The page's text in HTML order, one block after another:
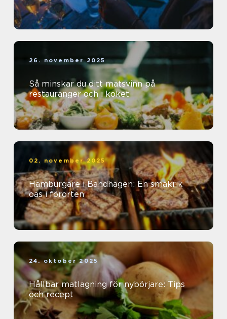
26. november 2025
Så minskar du ditt matsvinn på
restauranger och i köket
02. november 2025
Hamburgare i Bandhagen: En smakrik
oas i förorten
24. oktober 2025
Hållbar matlagning för nybörjare: Tips
och recept